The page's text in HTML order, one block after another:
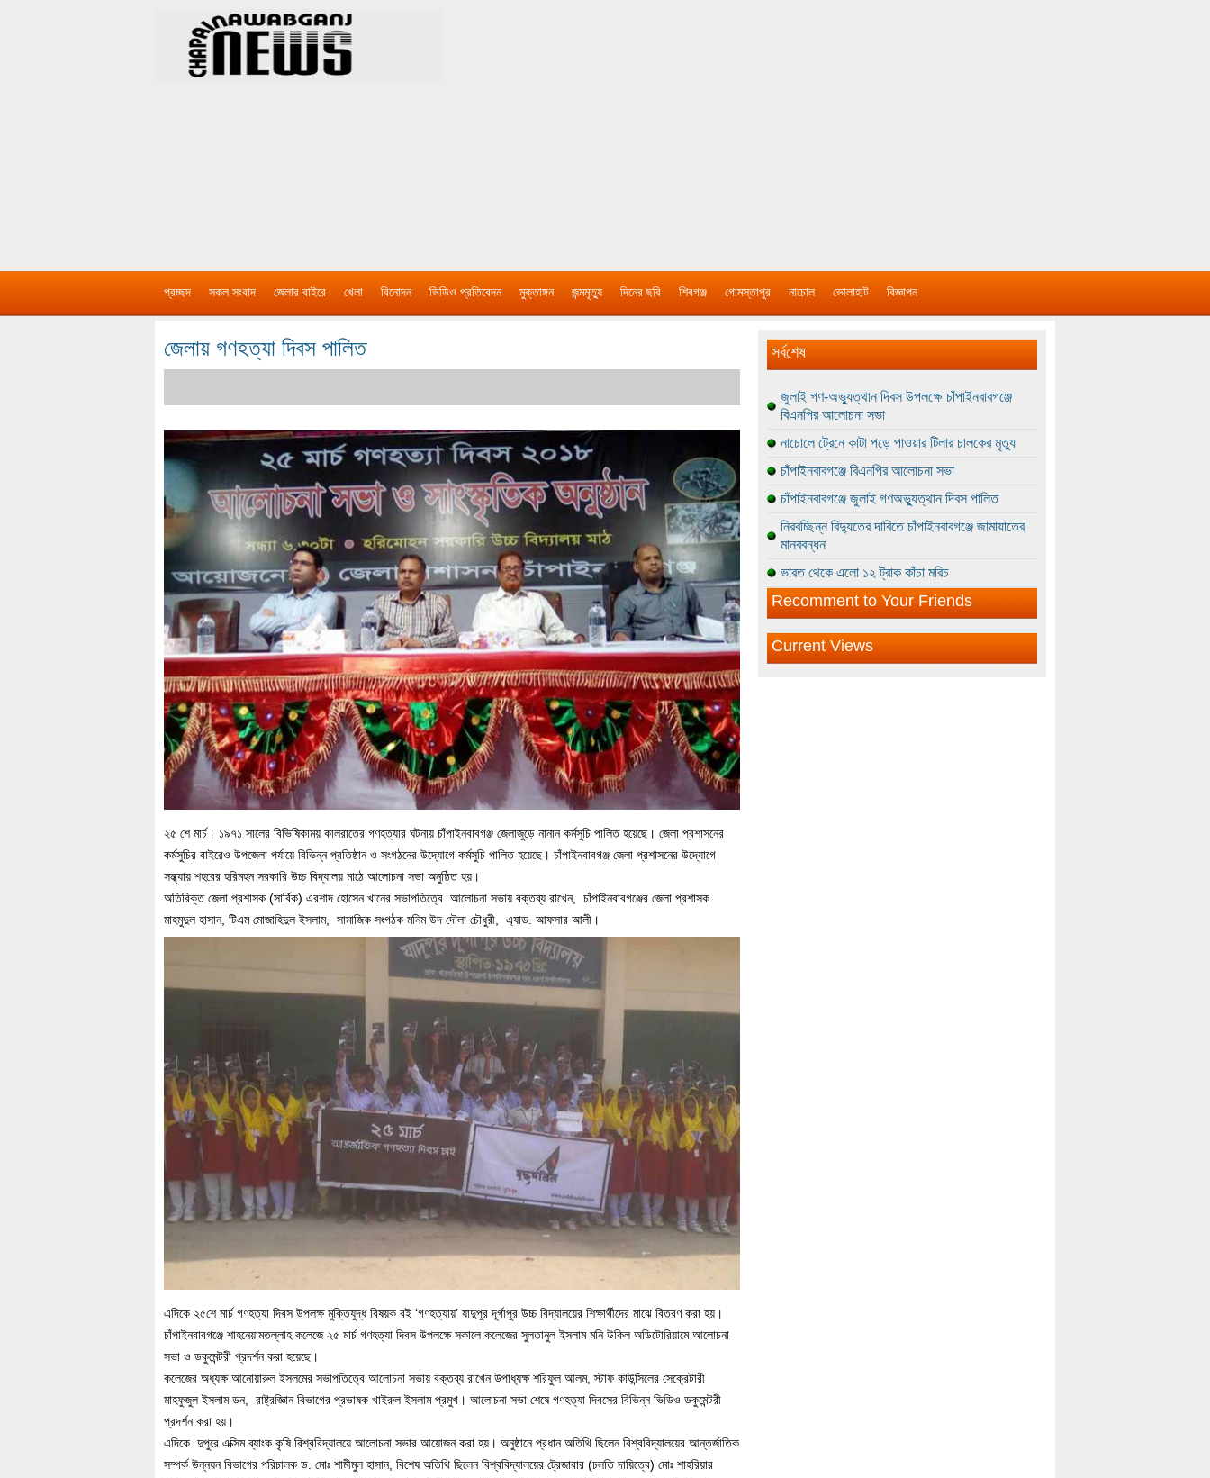
প্রচ্ছদ সকল সংবাদ জেলার বাইরে খেলা বিনোদন ভিডিও প্রতিবেদন মুক্তাঙ্গন জন্মমৃত্যু দিনের ছবি শিবগঞ্জ গোমস্তাপুর নাচোল ভোলাহাট বিজ্ঞাপন
জেলায় গণহত্যা দিবস পালিত
২৫ শে মার্চ। ১৯৭১ সালের বিভিষিকাময় কালরাতের গণহত্যার ঘটনায় চাঁপাইনবাবগঞ্জ জেলাজুড়ে নানান কর্মসুচি পালিত হয়েছে। জেলা প্রশাসনের
কর্মসুচির বাইরেও উপজেলা পর্যায়ে বিভিন্ন প্রতিষ্ঠান ও সংগঠনের উদ্যোগে কর্মসুচি পালিত হয়েছে। চাঁপাইনবাবগঞ্জ জেলা প্রশাসনের উদ্যোগে
সন্ধ্যায় শহরের হরিমহন সরকারি উচ্চ বিদ্যালয় মাঠে আলোচনা সভা অনুষ্ঠিত হয়।
অতিরিক্ত জেলা প্রশাসক (সার্বিক) এরশাদ হোসেন খানের সভাপতিত্বে আলোচনা সভায় বক্তব্য রাখেন, চাঁপাইনবাবগঞ্জের জেলা প্রশাসক
মাহমুদুল হাসান, টিএম মোজাহিদুল ইসলাম, সামাজিক সংগঠক মনিম উদ দৌলা চৌধুরী, এ্যাড. আফসার আলী।
এদিকে ২৫শে মার্চ গণহত্যা দিবস উপলক্ষ মুক্তিযুদ্ধ বিষয়ক বই ‘গণহত্যায়’ যাদুপুর দূর্গাপুর উচ্চ বিদ্যালয়ের শিক্ষার্থীদের মাঝে বিতরণ করা হয়।
চাঁপাইনবাবগঞ্জে শাহনেয়ামতল্লাহ কলেজে ২৫ মার্চ গণহত্যা দিবস উপলক্ষে সকালে কলেজের সুলতানুল ইসলাম মনি উকিল অডিটোরিয়ামে আলোচনা
সভা ও ডকুমেন্টরী প্রদর্শন করা হয়েছে।
কলেজের অধ্যক্ষ আনোয়ারুল ইসলমের সভাপতিত্বে আলোচনা সভায় বক্তব্য রাখেন উপাধ্যক্ষ শরিফুল আলম, স্টাফ কাউন্সিলের সেক্রেটারী
মাহফুজুল ইসলাম ডন, রাষ্ট্রজ্ঞিান বিভাগের প্রভাষক খাইরুল ইসলাম প্রমুখ। আলোচনা সভা শেষে গণহত্যা দিবসের বিভিন্ন ভিডিও ডকুমেন্টরী
প্রদর্শন করা হয়।
এদিকে দুপুরে এক্সিম ব্যাংক কৃষি বিশ্ববিদ্যালয়ে আলোচনা সভার আয়োজন করা হয়। অনুষ্ঠানে প্রধান অতিথি ছিলেন বিশ্ববিদ্যালয়ের আন্তর্জাতিক
সম্পর্ক উন্নয়ন বিভাগের পরিচালক ড. মোঃ শামীমুল হাসান, বিশেষ অতিথি ছিলেন বিশ্ববিদ্যালয়ের ট্রেজারার (চলতি দায়িত্বে) মোঃ শাহরিয়ার
সর্বশেষ
জুলাই গণ-অভ্যুত্থান দিবস উপলক্ষে চাঁপাইনবাবগঞ্জে
বিএনপির আলোচনা সভা
নাচোলে ট্রেনে কাটা পড়ে পাওয়ার টিলার চালকের মৃত্যু
চাঁপাইনবাবগঞ্জে বিএনপির আলোচনা সভা
চাঁপাইনবাবগঞ্জে জুলাই গণঅভ্যুত্থান দিবস পালিত
নিরবচ্ছিন্ন বিদ্যুতের দাবিতে চাঁপাইনবাবগঞ্জে জামায়াতের
মানববন্ধন
ভারত থেকে এলো ১২ ট্রাক কাঁচা মরিচ
Recomment to Your Friends
Current Views